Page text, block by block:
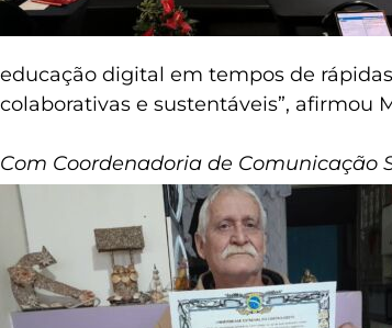
educação digital em tempos de
colaborativas e sustentáveis”, afirmou
Com Coordenadoria de Comunicação